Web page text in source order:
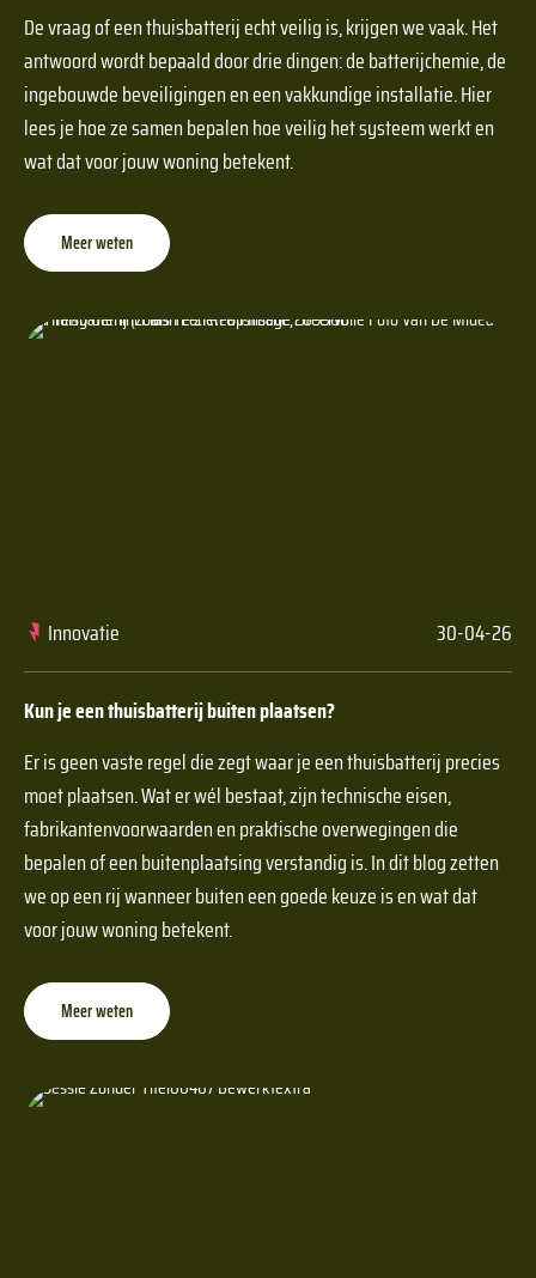
De vraag of een thuisbatterij echt veilig is, krijgen we vaak. Het
antwoord wordt bepaald door drie dingen: de batterijchemie, de
ingebouwde beveiligingen en een vakkundige installatie. Hier
lees je hoe ze samen bepalen hoe veilig het systeem werkt en
wat dat voor jouw woning betekent.
Meer weten
Innovatie 30-04-26
Kun je een thuisbatterij buiten plaatsen?
Er is geen vaste regel die zegt waar je een thuisbatterij precies
moet plaatsen. Wat er wél bestaat, zijn technische eisen,
fabrikantenvoorwaarden en praktische overwegingen die
bepalen of een buitenplaatsing verstandig is. In dit blog zetten
we op een rij wanneer buiten een goede keuze is en wat dat
voor jouw woning betekent.
Meer weten